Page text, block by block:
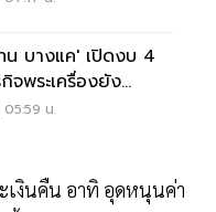
ทน บางแค' เปิดงบ 4
จพระเครื่องยัง
น.
เงินคืน อาทิ อุดหนุนค่า